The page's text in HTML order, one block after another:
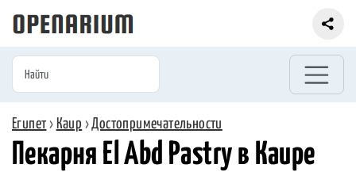
Египет› Каир ›Достопримечательности
Пекарня El Abd Pastry в Каире